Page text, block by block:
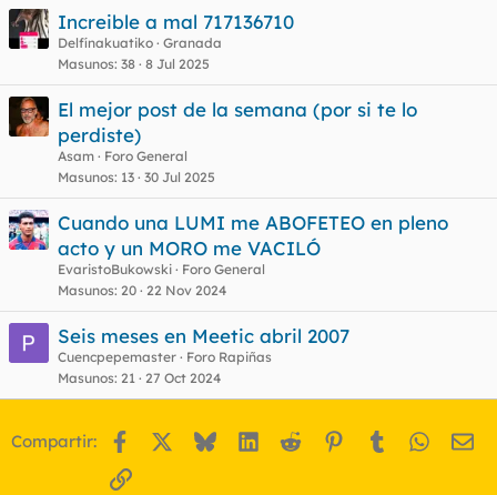
Increible a mal 717136710
Delfínakuatiko Granada
Masunos 38 8 Jul 2025
El mejor post de la semana (por si te lo
perdiste)
Asam
Foro General
Masunos 13 30 Jul 2025
Cuando una LUMI me ABOFETEO en pleno
acto y un MORO me VACILÓ
EvaristoBukowski
Foro General
Masunos 20 22 Nov 2024
Seis meses en Meetic abril 2007
Cuencpepemaster
Foro Rapiñas
Masunos 21 27 Oct 2024
Compartir: Facebook BlueskyLinkedIn
Reddit Pinterest
Tumblr
Enlace